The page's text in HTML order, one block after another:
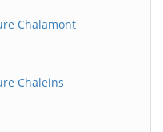
Chalamont
Chaleins